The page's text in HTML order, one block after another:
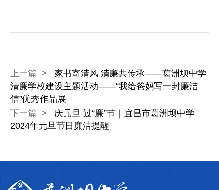
上一篇 >
家书寄清风 清廉共传承——葛洲坝中学
清廉学校建设主题活动——“我给爸妈写一封廉洁
信”优秀作品展
下一篇 >
庆元旦 过“廉”节｜宜昌市葛洲坝中学
2024年元旦节日廉洁提醒